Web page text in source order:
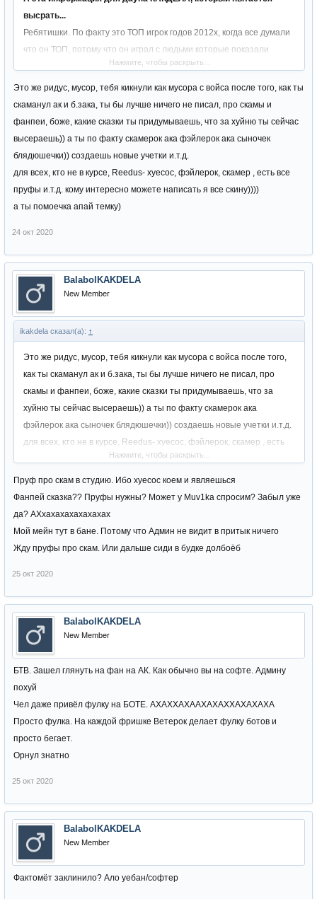
высрать...
Ребятишки. По факту это ТОП игрок годов 2012х, когда все думали
что он ТОП, потому что он играл с людьми которые показали
ДЦПшнику что такое БОТ. На этом его история закончилась.
Сережка и дня не играл без софта. А там где играл, играл не долго.
Нахуй ты пишешь про ГВГ турики и т.д. если ты фулл софтер?
Даже если против него выйдет даун на софте, у КАКДЕЛА скрипты
получше. Сосал он на них долго и страстно.
Сейчас бы на ИЗИ крафте крутить пальцы веером.
Прямо ору как сука(твоя мать).
Парень такой же ТРУ как Тимати. Пиздит только, а толку ноль.
Играли на классике(фришке), лоу рейт. Парень на второй день всю
уважает) он выставил на ФАН пей, купил своей шмаре 2
чизбургера, а пацанов в мут. И пропал на пару месяцев. Потом
появился и попросился в КП ко мне.
На любой всратой фришке он будет с радаром, адриком/волкером
и кучей скриптов.
Всратый голос, раздутое ЧСВ, алчность и жажда кинуть КП за
которое он стоит ГОРОЙ!!! Вот и весь ТС
Тфу в ебало, балаболище
З.Ы. Я прямо бомбанул как инвалид софтер пишет что он ТОП
ДВОРА. Ахахахахахаххахахахаххахахахах
Нажмите, чтобы раскрыть...
Это же ридус, мусор, тебя кикнули как мусора с войса после того, как ты
скаманул ак и б.зака, ты бы лучше ничего не писал, про скамы и
фанпеи, боже, какие сказки ты придумываешь, что за хуйню ты сейчас
высераешь)) а ты по факту скамерок ака фэйлерок ака сыночек
блядюшечки)) создаешь новые учетки и.т.д.
для всех, кто не в курсе, Reedus- хуесос, фэйлерок, скамер , есть все
пруфы и.т.д. кому интересно можете написать я все скину))))
а ты помоечка апай темку)
24 окт 2020
BalabolKAKDELA
New Member
ikakdela сказал(а): ↑
Это же ридус, мусор, тебя кикнули как мусора с войса после того,
как ты скаманул ак и б.зака, ты бы лучше ничего не писал, про
скамы и фанпеи, боже, какие сказки ты придумываешь, что за
хуйню ты сейчас высераешь)) а ты по факту скамерок ака
фэйлерок ака сыночек блядюшечки)) создаешь новые учетки и.т.д.
для всех, кто не в курсе, Reedus- хуесос, фэйлерок, скамер , есть
все пруфы и.т.д. кому интересно можете написать я все скину))))
а ты помоечка апай темку)
Нажмите, чтобы раскрыть...
Пруф про скам в студию. Ибо хуесос коем и являешься
Фанпей сказка?? Пруфы нужны? Может у Muv1ka спросим? Забыл уже
да? АХхахахахахахахах
Мой мейн тут в бане. Потому что Админ не видит в притык ничего
Жду пруфы про скам. Или дальше сиди в будке долбоёб
25 окт 2020
BalabolKAKDELA
New Member
БТВ. Зашел глянуть на фан на АК. Как обычно вы на софте. Админу
похуй
Чел даже привёл фулку на БОТЕ. АХАХХАХААХАХАХХАХАХАХА
Просто фулка. На каждой фришке Ветерок делает фулку ботов и
просто бегает.
Орнул знатно
25 окт 2020
BalabolKAKDELA
New Member
Фактомёт заклинило? Ало уебан/софтер